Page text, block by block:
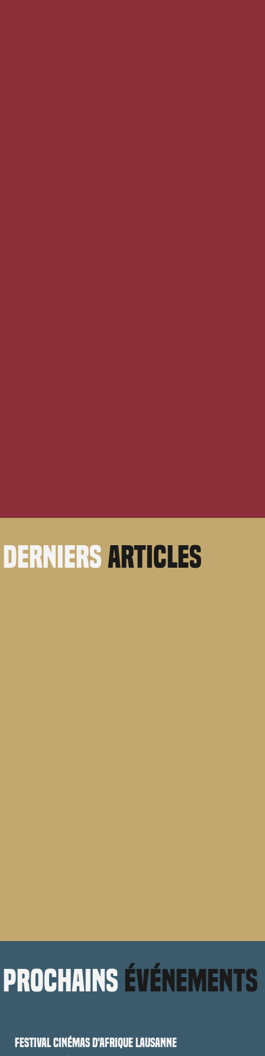
derniersarticles
prochains événements
Festival cinémas d'Afrique Lausanne